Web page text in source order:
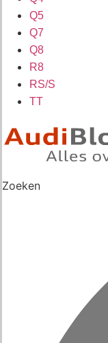
Q5
Q7
Q8
R8
RS/S
TT
Zoeken